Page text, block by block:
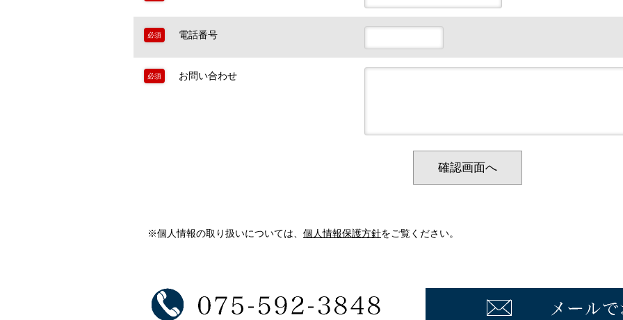
必須 電話番号
必須 お問い合わせ
確認画面へ
※個人情報の取り扱いについては、 個人情報保護方針をご覧ください。